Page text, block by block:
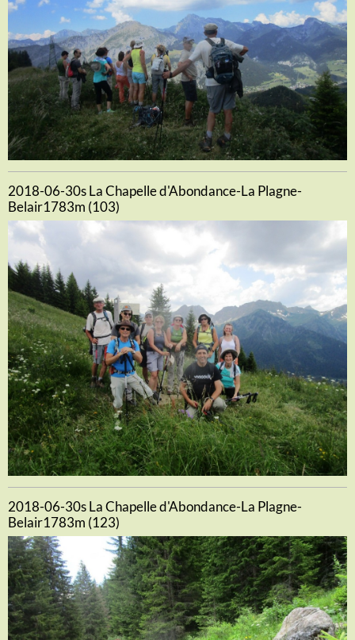
2018-06-30s La Chapelle d'Abondance-La Plagne-
Belair1783m (103)
2018-06-30s La Chapelle d'Abondance-La Plagne-
Belair1783m (123)